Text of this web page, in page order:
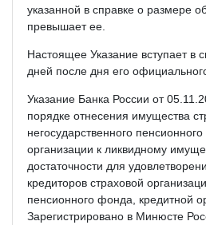
указанной в справке о размере
превышает ее.
Настоящее Указание вступает в
дней после дня его
Указание Банка России от
порядке отнесения имущества
негосударственного
организации к ликвидному
достаточности для
кредиторов страховой
пенсионного фонда, кредитной
Зарегистрировано в Минюсте